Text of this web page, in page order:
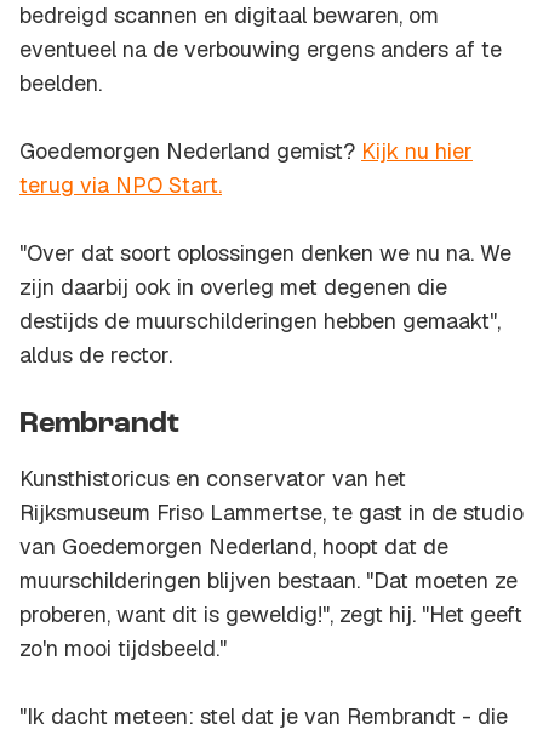
bedreigd scannen en digitaal bewaren, om
eventueel na de verbouwing ergens anders af te
beelden.
Goedemorgen Nederland gemist? Kijk nu hier
terug via NPO Start.
"Over dat soort oplossingen denken we nu na. We
zijn daarbij ook in overleg met degenen die
destijds de muurschilderingen hebben gemaakt",
aldus de rector.
Rembrandt
Kunsthistoricus en conservator van het
Rijksmuseum Friso Lammertse, te gast in de studio
van Goedemorgen Nederland, hoopt dat de
muurschilderingen blijven bestaan. "Dat moeten ze
proberen, want dit is geweldig!", zegt hij. "Het geeft
zo'n mooi tijdsbeeld."
"Ik dacht meteen: stel dat je van Rembrandt - die